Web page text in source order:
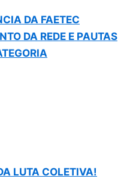
DA FAETEC
DA REDE E PAUTAS
LUTA COLETIVA!